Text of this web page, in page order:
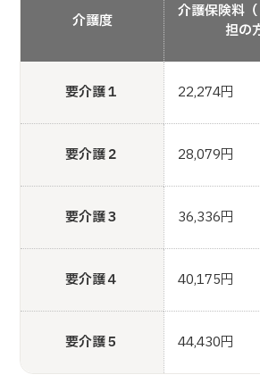
介護度
介護保険料
担の
要介護１ 22,274円
要介護２ 28,079円
要介護３ 36,336円
要介護４ 40,175円
要介護５ 44,430円